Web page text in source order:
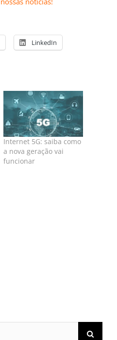
LinkedIn
Internet 5G: saiba como
a nova geração vai
funcionar